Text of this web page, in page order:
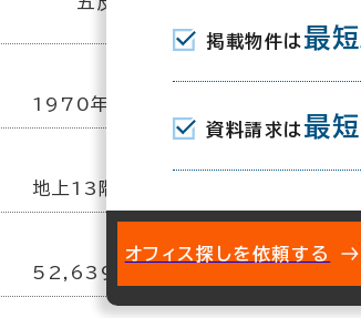
1970年 3月
地上13階／地下3階建
52,639坪
掲載物件は 最
資料請求は 最
オフィス探しを依頼する